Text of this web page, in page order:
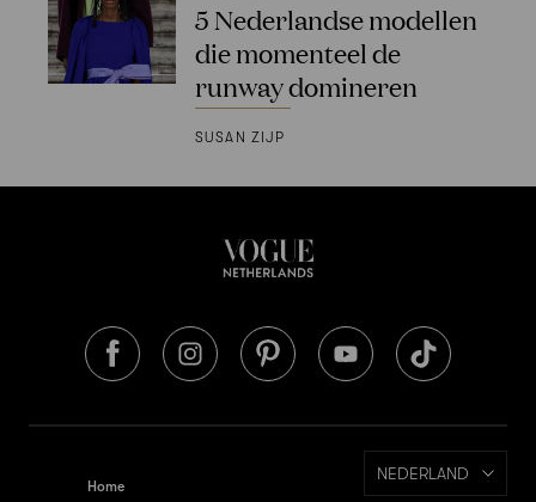
5 Nederlandse modellen
die momenteel de
runway domineren
SUSAN ZIJP
Home
NEDERLAND